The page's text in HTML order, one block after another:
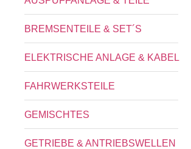
BREMSENTEILE & SET´S
ELEKTRISCHE ANLAGE & KABEL
FAHRWERKSTEILE
GEMISCHTES
GETRIEBE & ANTRIEBSWELLEN